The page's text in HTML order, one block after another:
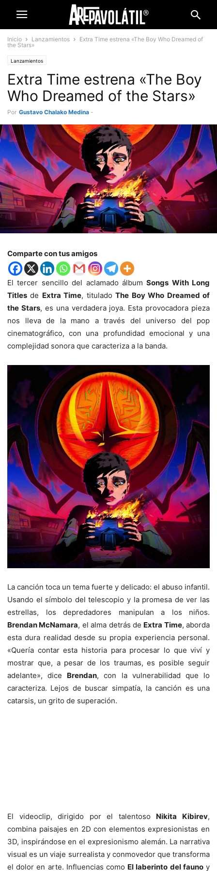
Inicio Lanzamientos
Extra Time estrena «The Boy Who Dreamed of
the Stars»
Lanzamientos
Extra Time estrena «The Boy
Who Dreamed of the Stars»
Por Gustavo Chalako Medina -
Comparte con tus amigos
El tercer sencillo del aclamado álbumSongs With Long
Titles de Extra Time, tituladoThe Boy Who Dreamed of
the Stars, es una verdadera joya. Esta provocadora pieza
nos lleva de la mano a través del universo del pop
cinematográfico, con una profundidad emocional y una
complejidad sonora que caracteriza a la banda.
La canción toca un tema fuerte y delicado: el abuso infantil.
Usando el símbolo del telescopio y la promesa de ver las
estrellas, los depredadores manipulan a los niños.
Brendan McNamara, el alma detrás de Extra Time, aborda
esta dura realidad desde su propia experiencia personal.
«Quería contar esta historia para procesar lo que viví y
mostrar que, a pesar de los traumas, es posible seguir
adelante», dice Brendan, con la vulnerabilidad que lo
caracteriza. Lejos de buscar simpatía, la canción es una
catarsis, un grito de superación.
El videoclip, dirigido por el talentoso Nikita Kibirev,
combina paisajes en 2D con elementos expresionistas en
3D, inspirándose en el expresionismo alemán. La narrativa
visual es un viaje surrealista y conmovedor que transforma
el dolor en arte. Influencias como El laberinto del faunoy